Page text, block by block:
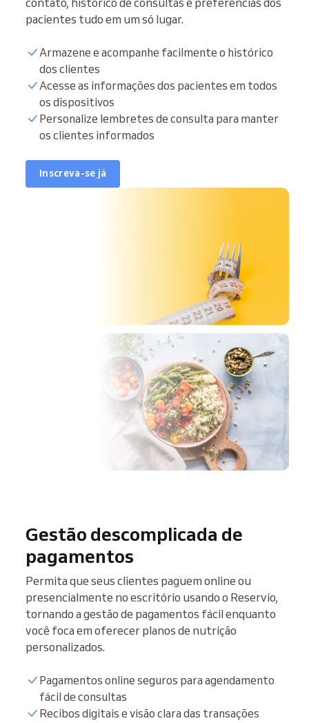
pacientes tudo em um só lugar.
Armazene e acompanhe facilmente o histórico
dos clientes
Acesse as informações dos pacientes em todos
os dispositivos
Personalize lembretes de consulta para manter
os clientes informados
Inscreva-se já
Gestão descomplicada de
pagamentos
Permita que seus clientes paguem online ou
presencialmente no escritório usando o Reservio,
tornando a gestão de pagamentos fácil enquanto
você foca em oferecer planos de nutrição
personalizados.
Pagamentos online seguros para agendamento
fácil de consultas
Recibos digitais e visão clara das transações